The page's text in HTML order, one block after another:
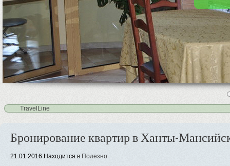
TravelLine
Бронирование квартир в Ханты-
21.01.2016 Находится в Полезно